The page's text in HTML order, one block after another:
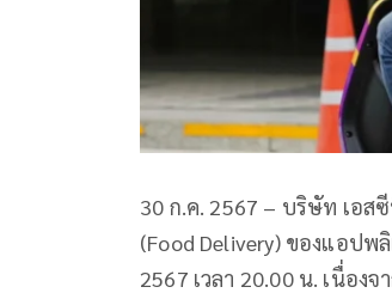
30 ก.ค. 2567 – บริษัท เอส
(Food Delivery) ของแอป
2567 เวลา 20.00 น. เนื่อ